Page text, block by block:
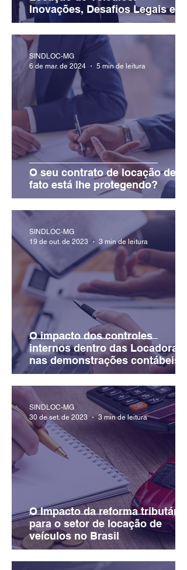
Inovações, Desafios Legais e
Éticos para Pequenas e Médias
Empresas
O seu contrato de locação de
fato está lhe protegendo?
SINDLOC-MG
6 de mar. de 2024
5 min de leitura
O impacto dos controles
internos dentro das Locadoras e
nas demonstrações contábeis e
financeiras
SINDLOC-MG
19 de out. de 2023
3 min de leitura
O Impacto da reforma tributária
para o setor de locação de
veículos no Brasil
SINDLOC-MG
30 de set. de 2023
3 min de leitura